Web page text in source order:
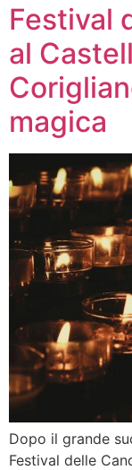
Festival
al
magica
Dopo il grande
Festival delle